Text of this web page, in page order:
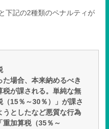
下記の2種類のペナルティが
た場合、本来納めるべき
が課される。単純な無
（15％～30％）」が課さ
としたなど悪質な行為
重加算税（35％～